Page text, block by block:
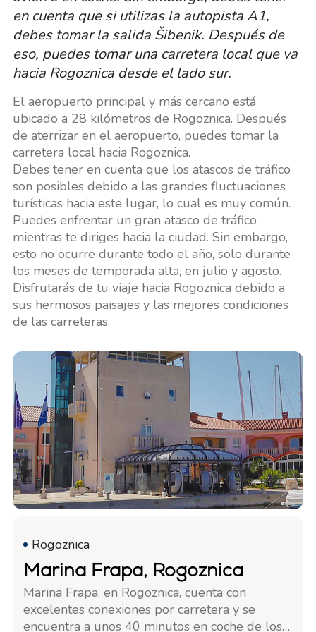
en cuenta que si utilizas la autopista A1,
debes tomar la salida Šibenik. Después de
eso, puedes tomar una carretera local que va
hacia Rogoznica desde el lado sur.
El aeropuerto principal y más cercano está
ubicado a 28 kilómetros de Rogoznica. Después
de aterrizar en el aeropuerto, puedes tomar la
carretera local hacia Rogoznica.
Debes tener en cuenta que los atascos de tráfico
son posibles debido a las grandes fluctuaciones
turísticas hacia este lugar, lo cual es muy común.
Puedes enfrentar un gran atasco de tráfico
mientras te diriges hacia la ciudad. Sin embargo,
esto no ocurre durante todo el año, solo durante
los meses de temporada alta, en julio y agosto.
Disfrutarás de tu viaje hacia Rogoznica debido a
sus hermosos paisajes y las mejores condiciones
de las carreteras.
Rogoznica
Marina Frapa, Rogoznica
Marina Frapa, en Rogoznica, cuenta con
excelentes conexiones por carretera y se
encuentra a unos 40 minutos en coche de los